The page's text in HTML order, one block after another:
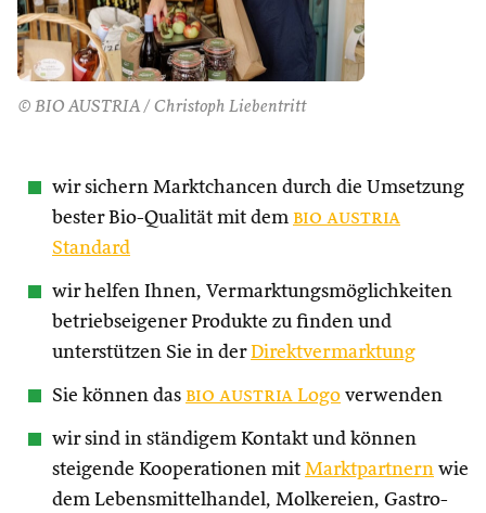
© BIO AUSTRIA / Christoph Liebentritt
wir sichern Marktchancen durch die Umsetzung
bester Bio-Qualität mit dem bio austria
Standard
wir helfen Ihnen, Vermarktungsmöglichkeiten
betriebseigener Produkte zu finden und
unterstützen Sie in derDirektvermarktung
Sie können das bio austria Logo verwenden
wir sind in ständigem Kontakt und können
steigende Kooperationen mit Marktpartnern wie
dem Lebensmittelhandel, Molkereien, Gastro-